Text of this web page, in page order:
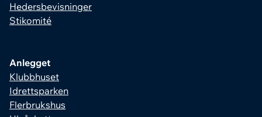
Hedersbevisninger
Stikomité
Anlegget
Klubbhuset
Idrettsparken
Flerbrukshus